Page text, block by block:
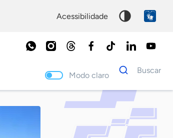
acessibilidade
Modo claro
Dados
para
Buscar
Palavra
chave